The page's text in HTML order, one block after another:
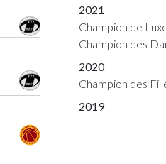
2021
Champion de
Champion des
2020
Champion des
2019